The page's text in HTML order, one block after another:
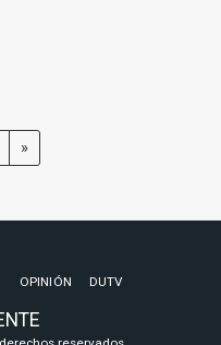
»
OPINIÓN DUTV